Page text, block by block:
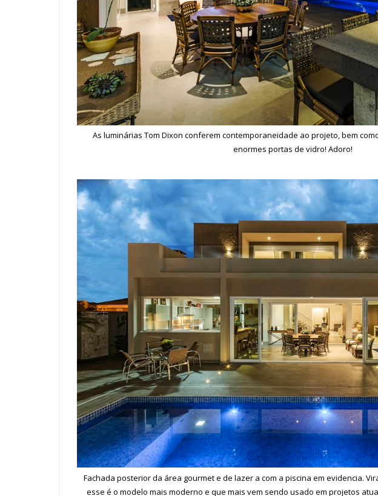
As luminárias Tom Dixon conferem contemporaneidade ao projeto, bem
enormes portas de vidro! Adoro!
Fachada posterior da área gourmet e de lazer a com a piscina em evidencia.
esse é o modelo mais moderno e que mais vem sendo usado em projetos